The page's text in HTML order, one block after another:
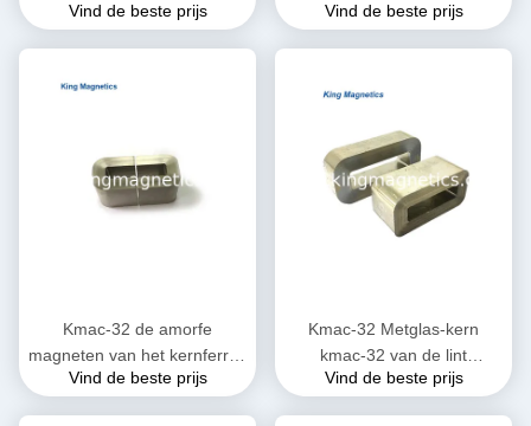
vernauwing die van hoogte
Vind de beste prijs
Frequentie en
Vind de beste prijs
Kmac-32 de amorfe
magneten van het kernferriet
voor de hoge dichtheid van
Vind de beste prijs
Kmac-32 Metglas-kern
kmac-32 van de lint
gekronkelde amorfe
Vind de beste prijs